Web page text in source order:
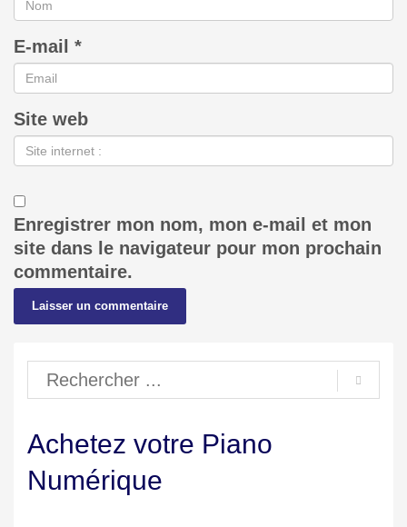
E-mail *
Site web
Enregistrer mon nom, mon e-mail et mon
site dans le navigateur pour mon prochain
commentaire.
Achetez votre Piano
Numérique